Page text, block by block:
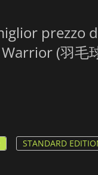
prezzo
(羽毛
STANDARD